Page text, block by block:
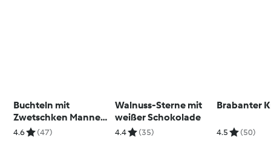
Buchteln mit
Zwetschken Manner
Original Neapolitaner
4.6 (47)
Walnuss-Sterne mit
weißer Schokolade
4.4 (35)
Brabanter
4.5 (50)